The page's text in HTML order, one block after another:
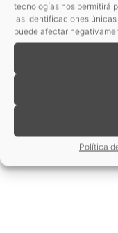
tecnologías nos permitirá
las identificaciones
puede afectar
Política